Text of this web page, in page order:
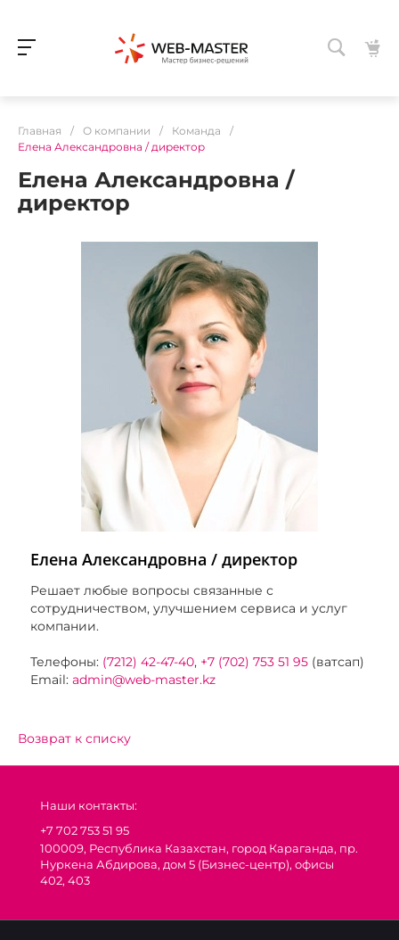
Главная / О компании / Команда
/
Елена Александровна / директор
Елена Александровна /
директор
Елена Александровна / директор
Решает любые вопросы связанные с
сотрудничеством, улучшением сервиса и услуг
компании.
Телефоны: (7212) 42-47-40, +7 (702) 753 51 95 (ватсап)
Email: admin@web-master.kz
Возврат к списку
Наши контакты:
+7 702 753 51 95
100009, Республика Казахстан, город Караганда, пр.
Нуркена Абдирова, дом 5 (Бизнес-центр), офисы
402, 403